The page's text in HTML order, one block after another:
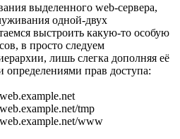
выделенного web-сервера,
одной-двух
выстроить какую-то особую
в просто следуем
лишь слегка дополняя её
прав доступа:
tmp
www